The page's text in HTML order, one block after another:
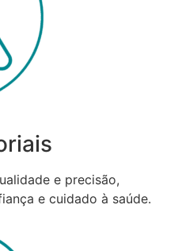
e precisão,
e cuidado à saúde.